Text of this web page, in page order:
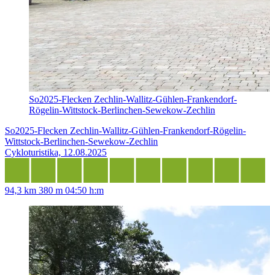
So2025-Flecken Zechlin-Wallitz-Gühlen-Frankendorf-
Rögelin-Wittstock-Berlinchen-Sewekow-Zechlin
So2025-Flecken Zechlin-Wallitz-Gühlen-Frankendorf-Rögelin-
Wittstock-Berlinchen-Sewekow-Zechlin
Cykloturistika, 12.08.2025
94,3 km 380 m 04:50 h:m